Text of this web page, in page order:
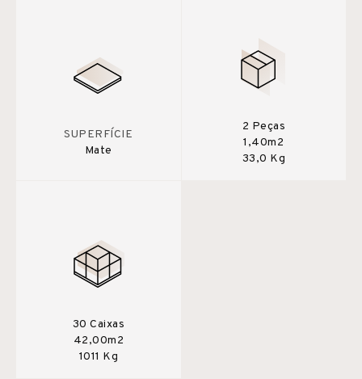
SUPERFÍCIE
Mate
2 Peças
1,40m2
33,0 Kg
30 Caixas
42,00m2
1011 Kg